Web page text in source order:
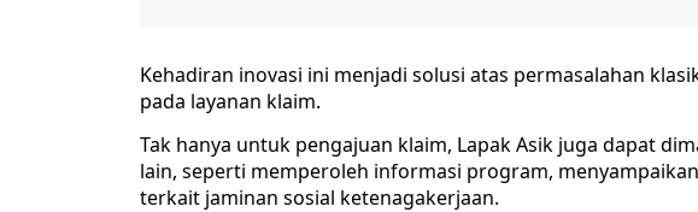
Kehadiran inovasi ini menjadi solusi atas permasalahan
pada layanan klaim.
Tak hanya untuk pengajuan klaim, Lapak Asik juga dapat
lain, seperti memperoleh informasi program,
terkait jaminan sosial ketenagakerjaan.